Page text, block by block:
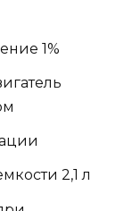
1%
2,1 л